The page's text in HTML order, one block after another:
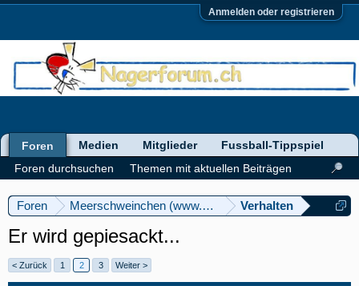
Anmelden oder registrieren
Foren Meerschweinchen (www.meerschweinforum.ch)
Verhalten
Er wird gepiesackt...
< Zurück 1 2 3 Weiter >
Foren
Foren durchsuchen
Themen mit aktuellen Beiträgen
Medien Mitglieder Fussball-Tippspiel